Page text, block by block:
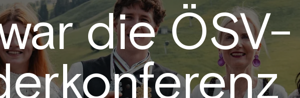
die ÖSV-